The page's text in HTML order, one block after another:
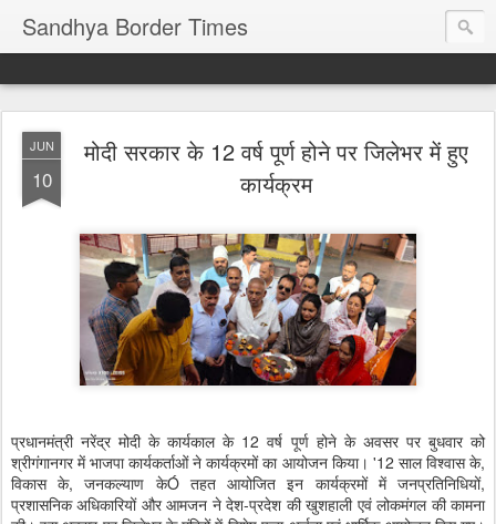
Sandhya Border Times
JUN
10
मोदी सरकार के 12 वर्ष पूर्ण होने पर जिलेभर में हुए
कार्यक्रम
प्रधानमंत्री नरेंद्र मोदी के कार्यकाल के 12 वर्ष पूर्ण होने के अवसर पर बुधवार को
श्रीगंगानगर में भाजपा कार्यकर्ताओं ने कार्यक्रमों का आयोजन किया। '12 साल विश्वास के,
विकास के, जनकल्याण केÓ तहत आयोजित इन कार्यक्रमों में जनप्रतिनिधियों,
प्रशासनिक अधिकारियों और आमजन ने देश-प्रदेश की खुशहाली एवं लोकमंगल की कामना